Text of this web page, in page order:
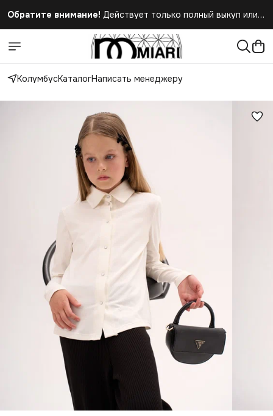
Обратите внимание! Действует только полный выкуп или
КолумбусКаталогНаписать менеджеру